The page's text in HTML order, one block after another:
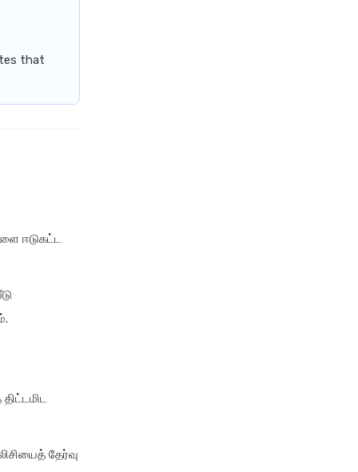
that
ஈடுகட்ட
தேர்வு